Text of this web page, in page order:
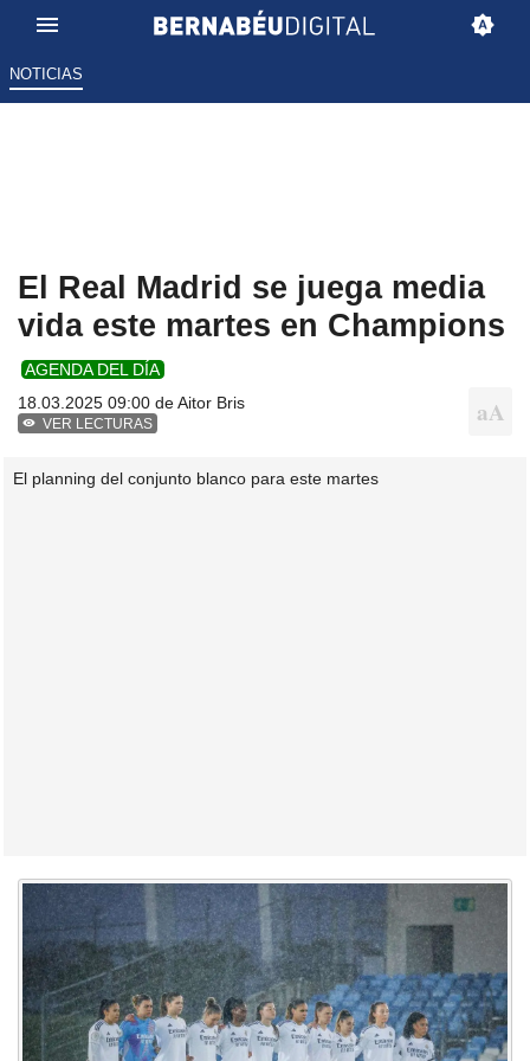
NOTICIAS
El Real Madrid se juega media
vida este martes en Champions
AGENDA DEL DÍA
18.03.2025 09:00 deAitor Bris
VER LECTURAS
El planning del conjunto blanco para este martes